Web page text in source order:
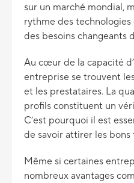
sur un marché mondial,
rythme des
des besoins changeants
Au cœur de la capacité
entreprise se trouvent
et les prestataires. La
profils constituent un
C’est pourquoi il est
de savoir attirer les bons
Même si certaines
nombreux avantages